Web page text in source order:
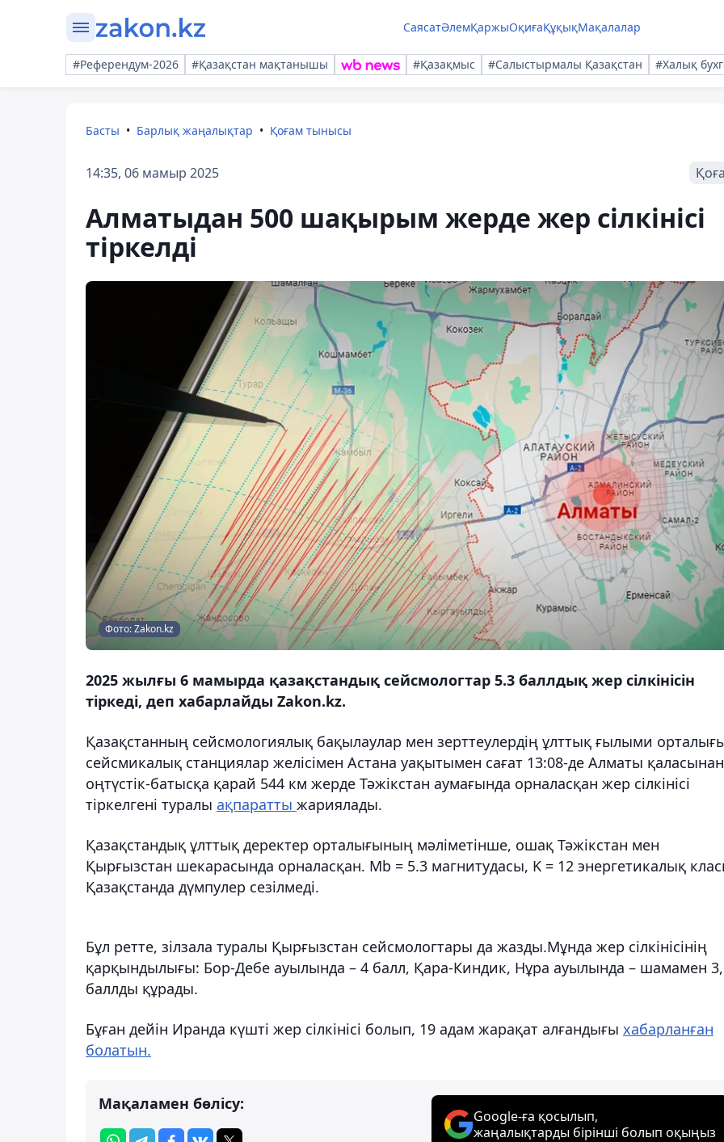
СаясатӘлемҚаржыОқиғаҚұқықМақалалар
#Референдум-2026 #Қазақстан мақтанышы #Қазақмыс #Салыстырмалы Қазақстан #Халық
Басты Барлық жаңалықтар Қоғам тынысы
14:35, 06 мамыр 2025
Алматыдан 500 шақырым жерде жер сілкінісі
тіркелді
Фото: Zakon.kz
2025 жылғы 6 мамырда қазақстандық сейсмологтар 5.3 баллдық жер сілкінісін
тіркеді, деп хабарлайды Zakon.kz.
Қазақстанның сейсмологиялық бақылаулар мен зерттеулердің ұлттық ғылыми
сейсмикалық станциялар желісімен Астана уақытымен сағат 13:08-де Алматы қаласынан
оңтүстік-батысқа қарай 544 км жерде Тәжікстан аумағында орналасқан жер сілкінісі
тіркелгені туралы ақпаратты жариялады.
Қазақстандық ұлттық деректер орталығының мәліметінше, ошақ Тәжікстан мен
Қырғызстан шекарасында орналасқан. Mb = 5.3 магнитудасы, K = 12 энергетикалық
Қазақстанда дүмпулер сезілмеді.
Бұл ретте, зілзала туралы Қырғызстан сейсмологтары да жазды.Мұнда жер сілкінісінің
қарқындылығы: Бор-Дебе ауылында – 4 балл, Қара-Киндик, Нұра ауылында – шамамен
баллды құрады.
Бұған дейін Иранда күшті жер сілкінісі болып, 19 адам жарақат алғандығы хабарланған
болатын.
Мақаламен бөлісу:
Google-ға қосылып,
жаңалықтарды бірінші болып оқыңыз